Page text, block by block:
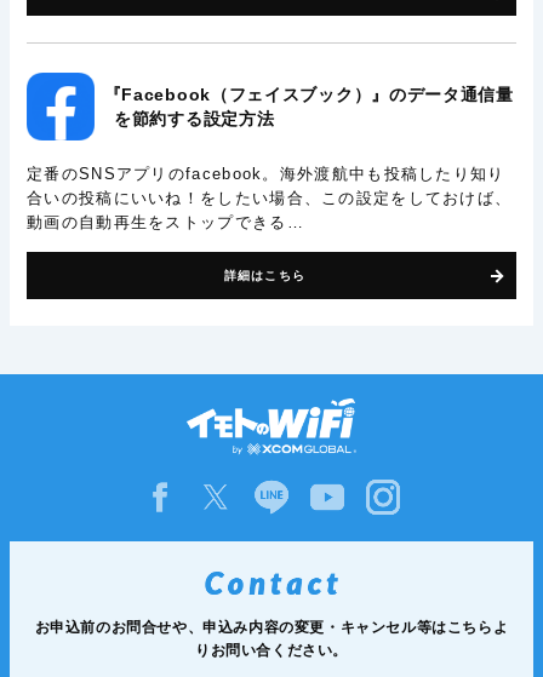
『Facebook（フェイスブック）』のデータ通信量
を節約する設定方法
定番のSNSアプリのfacebook。海外渡航中も投稿したり知り
合いの投稿にいいね！をしたい場合、この設定をしておけば、
動画の自動再生をストップできる…
詳細はこちら
お申込前のお問合せや、申込み内容の変更・キャンセル等はこちらよ
りお問い合ください。